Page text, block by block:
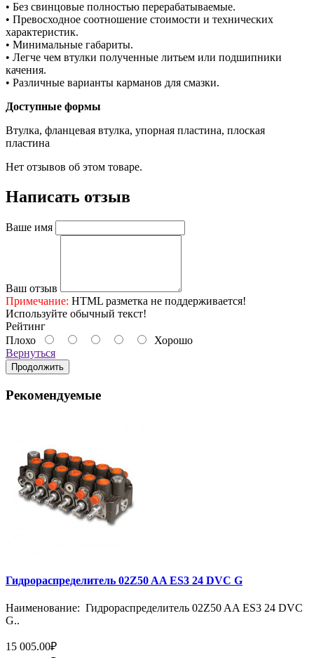
• Без свинцовые полностью перерабатываемые.
• Превосходное соотношение стоимости и технических
характеристик.
• Минимальные габариты.
• Легче чем втулки полученные литьем или подшипники
качения.
• Различные варианты карманов для смазки.
Доступные формы
Втулка, фланцевая втулка, упорная пластина, плоская
пластина
Нет отзывов об этом товаре.
Написать отзыв
Ваше имя
Ваш отзыв
Примечание: HTML разметка не поддерживается!
Используйте обычный текст!
Рейтинг
Плохо
Хорошо
Вернуться
Продолжить
Рекомендуемые
Гидрораспределитель 02Z50 AA ES3 24 DVC G
Наименование: Гидрораспределитель 02Z50 AA ES3 24 DVC
G..
15 005.00₽